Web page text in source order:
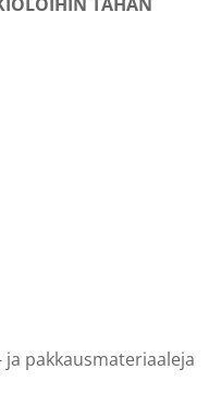
pakkausmateriaaleja